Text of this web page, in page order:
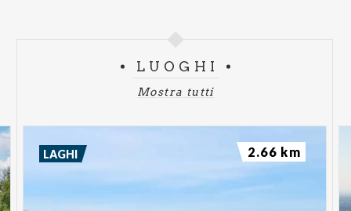
LUOGHI
Mostra tutti
LAGHI 2.66 km